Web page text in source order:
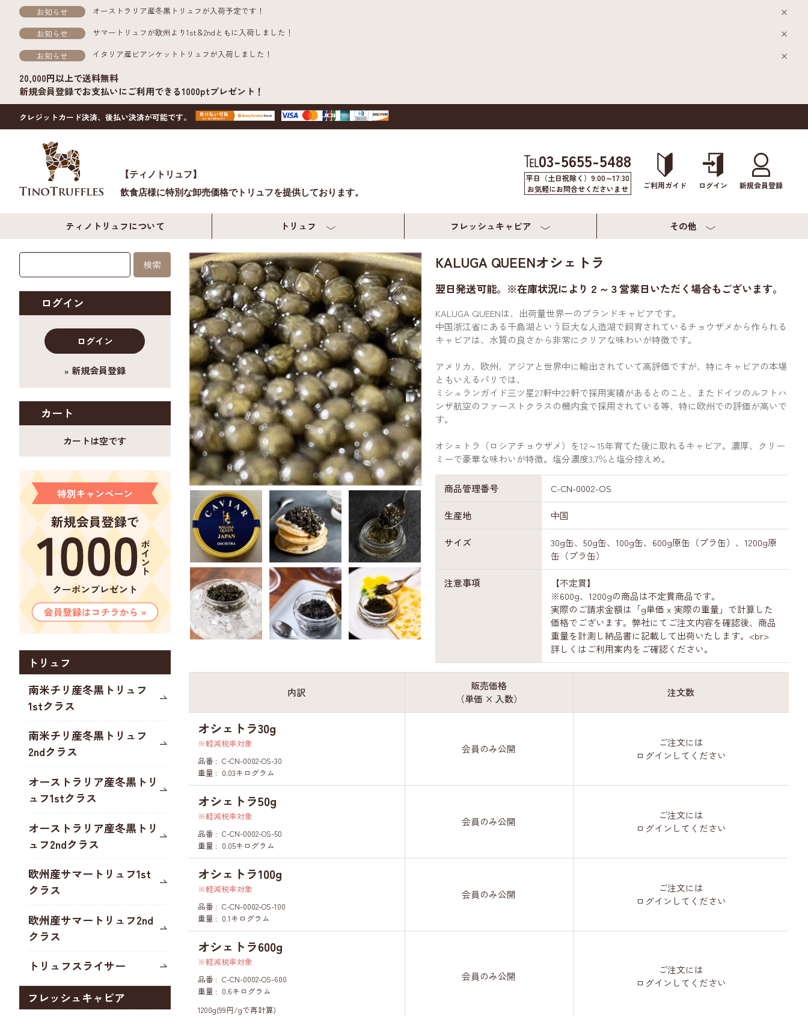
お知らせ オーストラリア産冬黒トリュフが入荷予定です！
お知らせ サマートリュフが欧州より1st＆2ndともに入荷しました！
お知らせ イタリア産ビアンケットトリュフが入荷しました！
20,000円以上で送料無料
新規会員登録でお支払いにご利用できる1000ptプレゼント！
クレジットカード決済、後払い決済が可能です。
【ティノトリュフ】
飲食店様に特別な卸売価格でトリュフを提供しております。
03-5655-5488
平日（土日祝除く）9:00～17:30
お気軽にお問合せくださいませ
ご利用ガイド ログイン 新規会員登録
ティノトリュフについて トリュフ フレッシュキャビア その他
KALUGA QUEENオシェトラ
翌日発送可能。※在庫状況により２～３営業日いただく場合もございます。
KALUGA QUEENは、出荷量世界一のブランドキャビアです。
中国浙江省にある千島湖という巨大な人造湖で飼育されているチョウザメから作られる
キャビアは、水質の良さから非常にクリアな味わいが特徴です。
アメリカ、欧州、アジアと世界中に輸出されていて高評価ですが、特にキャビアの本場
ともいえるパリでは、
ミシュランガイド三ツ星27軒中22軒で採用実績があるとのこと、またドイツのルフトハ
ンザ航空のファーストクラスの機内食で採用されている等、特に欧州での評価が高いで
す。
オシェトラ（ロシアチョウザメ）を12～15年育てた後に取れるキャビア。濃厚、クリー
ミーで豪華な味わいが特徴。塩分濃度3.7％と塩分控えめ。
商品管理番号 C-CN-0002-OS
生産地 中国
サイズ
30g缶、50g缶、100g缶、600g原缶（プラ缶）、1200g原
缶（プラ缶）
注意事項
【不定貫】
※600g、1200gの商品は不定貫商品です。
実際のご請求金額は「g単価 x 実際の重量」で計算した
価格でございます。弊社にてご注文内容を確認後、商品
重量を計測し納品書に記載して出荷いたします。<br>
詳しくはご利用案内をご確認ください。
内訳
販売価格
（単価 × 入数）
注文数
オシェトラ30g
軽減税率対象
品番
C-CN-0002-OS-30
重量
0.03キログラム
会員のみ公開
ご注文には
ログイン してください
オシェトラ50g
軽減税率対象
品番
C-CN-0002-OS-50
重量
0.05キログラム
会員のみ公開
ご注文には
ログイン してください
オシェトラ100g
軽減税率対象
品番
C-CN-0002-OS-100
重量
0.1キログラム
会員のみ公開
ご注文には
ログイン してください
オシェトラ600g
軽減税率対象
品番
C-CN-0002-OS-600
重量
0.6キログラム
1200g(99円/gで再計算)
会員のみ公開
ご注文には
ログイン してください
検索
ログイン
ログイン
新規会員登録
カート
カートは空です
トリュフ
南米チリ産冬黒トリュフ
1stクラス
南米チリ産冬黒トリュフ
2ndクラス
オーストラリア産冬黒トリ
ュフ1stクラス
オーストラリア産冬黒トリ
ュフ2ndクラス
欧州産サマートリュフ1st
クラス
欧州産サマートリュフ2nd
クラス
トリュフスライサー
フレッシュキャビア